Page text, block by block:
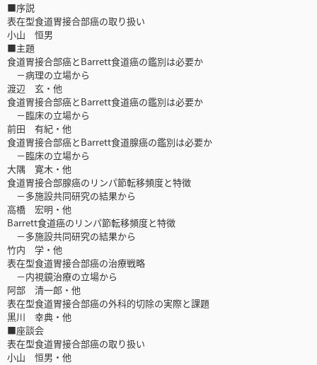
■序説
表在型食道胃接合部癌の取り扱い
小山 恒男
■主題
食道胃接合部癌とBarrett食道癌の鑑別は必要か
－病理の立場から
渡辺 玄・他
食道胃接合部癌とBarrett食道癌の鑑別は必要か
－臨床の立場から
前田 有紀・他
食道胃接合部癌とBarrett食道腺癌の鑑別は必要か
－臨床の立場から
大隅 寛木・他
食道胃接合部腺癌のリンパ節転移頻度と特徴
－多施設共同研究の結果から
高橋 宏明・他
Barrett食道癌のリンパ節転移頻度と特徴
－多施設共同研究の結果から
竹内 学・他
表在型食道胃接合部癌の治療戦略
－内視鏡治療の立場から
阿部 清一郎・他
表在型食道胃接合部癌の外科的切除の実際と課題
黒川 幸典・他
■座談会
表在型食道胃接合部癌の取り扱い
小山 恒男・他